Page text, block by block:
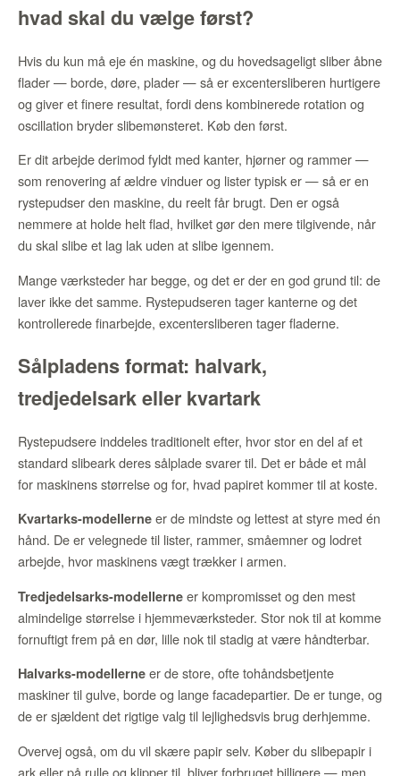
hvad skal du vælge først?
Hvis du kun må eje én maskine, og du hovedsageligt sliber åbne
flader — borde, døre, plader — så er excentersliberen hurtigere
og giver et finere resultat, fordi dens kombinerede rotation og
oscillation bryder slibemønsteret. Køb den først.
Er dit arbejde derimod fyldt med kanter, hjørner og rammer —
som renovering af ældre vinduer og lister typisk er — så er en
rystepudser den maskine, du reelt får brugt. Den er også
nemmere at holde helt flad, hvilket gør den mere tilgivende, når
du skal slibe et lag lak uden at slibe igennem.
Mange værksteder har begge, og det er der en god grund til: de
laver ikke det samme. Rystepudseren tager kanterne og det
kontrollerede finarbejde, excentersliberen tager fladerne.
Sålpladens format: halvark,
tredjedelsark eller kvartark
Rystepudsere inddeles traditionelt efter, hvor stor en del af et
standard slibeark deres sålplade svarer til. Det er både et mål
for maskinens størrelse og for, hvad papiret kommer til at koste.
Kvartarks-modellerne er de mindste og lettest at styre med én
hånd. De er velegnede til lister, rammer, småemner og lodret
arbejde, hvor maskinens vægt trækker i armen.
Tredjedelsarks-modellerne er kompromisset og den mest
almindelige størrelse i hjemmeværksteder. Stor nok til at komme
fornuftigt frem på en dør, lille nok til stadig at være håndterbar.
Halvarks-modellerne er de store, ofte tohåndsbetjente
maskiner til gulve, borde og lange facadepartier. De er tunge, og
de er sjældent det rigtige valg til lejlighedsvis brug derhjemme.
Overvej også, om du vil skære papir selv. Køber du slibepapir i
ark eller på rulle og klipper til, bliver forbruget billigere — men